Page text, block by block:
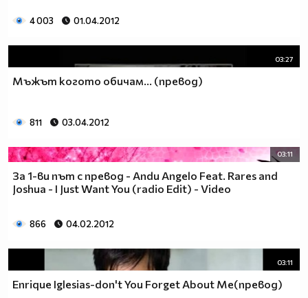
4 003 01.04.2012
03:27
Мъжът когото обичам... (превод)
811 03.04.2012
03:11
За 1-ви път с превод - Andu Angelo Feat. Rares and
Joshua - I Just Want You (radio Edit) - Video
866 04.02.2012
03:11
Enrique Iglesias-don't You Forget About Me(превод)